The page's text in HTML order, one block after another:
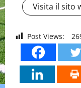
Visita il sito
Post Views: